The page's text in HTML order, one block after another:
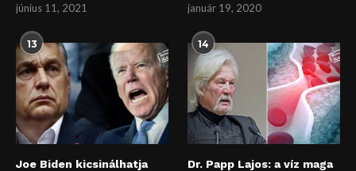
június 11, 2021
január 19, 2020
13
Joe Biden kicsinálhatja
14
Dr. Papp Lajos: a víz maga